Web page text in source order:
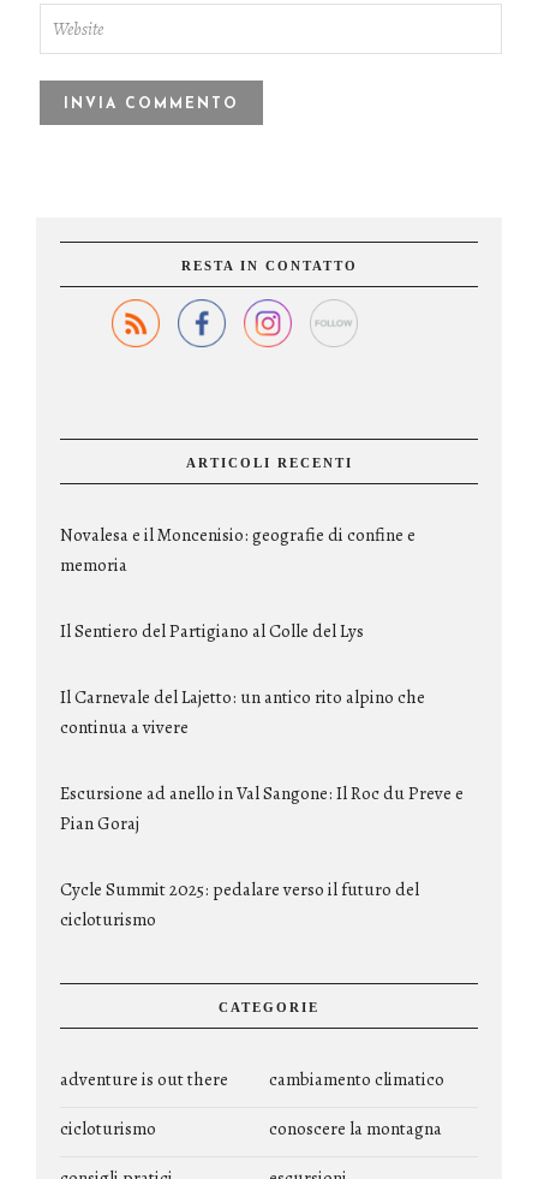
RESTA IN CONTATTO
ARTICOLI RECENTI
Novalesa e il Moncenisio: geografie di confine e
memoria
Il Sentiero del Partigiano al Colle del Lys
Il Carnevale del Lajetto: un antico rito alpino che
continua a vivere
Escursione ad anello in Val Sangone: Il Roc du Preve e
Pian Goraj
Cycle Summit 2025: pedalare verso il futuro del
cicloturismo
CATEGORIE
adventure is out there cambiamento climatico
cicloturismo conoscere la montagna